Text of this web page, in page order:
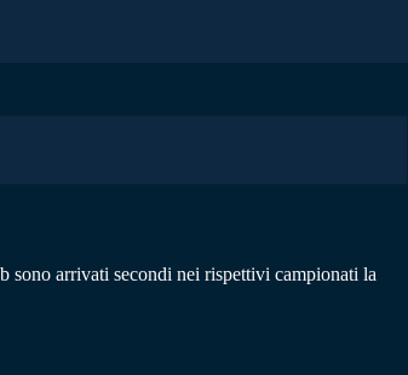
sono arrivati secondi nei rispettivi campionati la